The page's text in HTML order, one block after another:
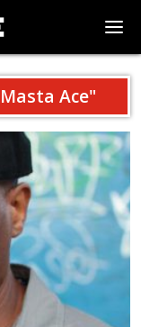
Masta Ace"